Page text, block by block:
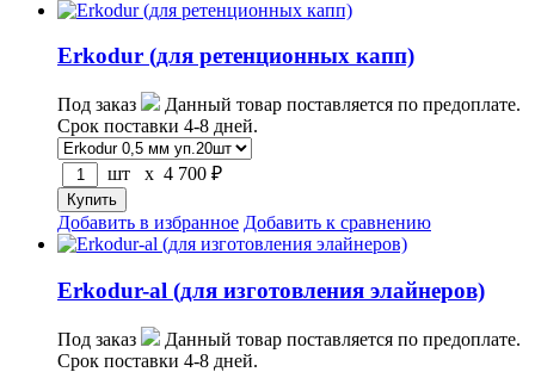
Erkodur (для ретенционных капп)
Под заказ
Данный товар поставляется по предоплате.
Срок поставки 4-8 дней.
шт x 4 700 ₽
Добавить в избранное Добавить к сравнению
Erkodur-al (для изготовления элайнеров)
Под заказ
Данный товар поставляется по предоплате.
Срок поставки 4-8 дней.